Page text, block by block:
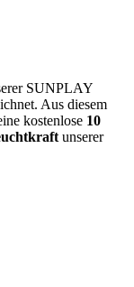
SUNPLAY
Aus diesem
kostenlose 10
unserer